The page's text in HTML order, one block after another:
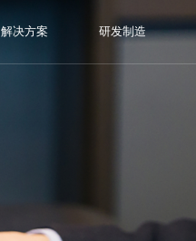
解决方案 研发制造